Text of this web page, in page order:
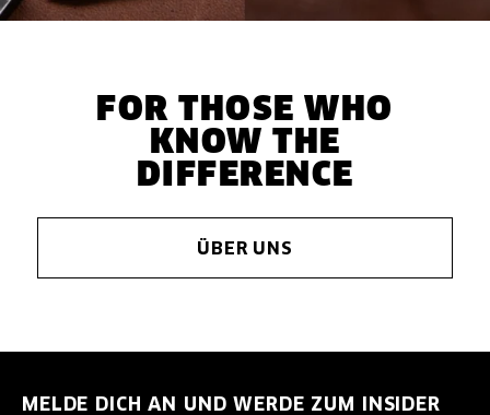
FOR THOSE WHO
KNOW THE
DIFFERENCE
ÜBER UNS
MELDE DICH AN UND WERDE ZUM INSIDER